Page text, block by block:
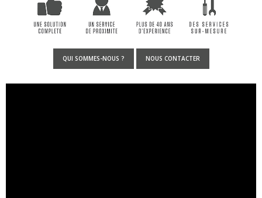
QUI SOMMES-NOUS ? NOUS CONTACTER